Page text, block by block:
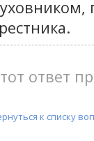
ответ
к списку